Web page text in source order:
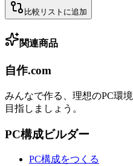
比較リストに追加
関連商品
自作.com
みんなで作る、理想のPC環境
目指しましょう。
PC構成ビルダー
PC構成をつくる